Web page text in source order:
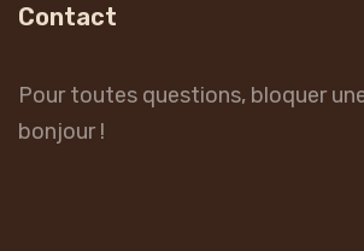
Contact
Pour toutes questions, bloquer
bonjour !